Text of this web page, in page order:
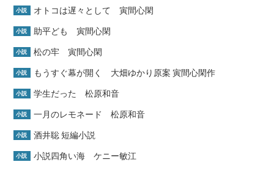
小説 オトコは遅々として 寅間心閑
小説 助平ども 寅間心閑
小説 松の牢 寅間心閑
小説 もうすぐ幕が開く 大畑ゆかり原案 寅間心閑作
小説 学生だった 松原和音
小説 一月のレモネード 松原和音
小説 酒井聡 短編小説
小説 小説四角い海 ケニー敏江